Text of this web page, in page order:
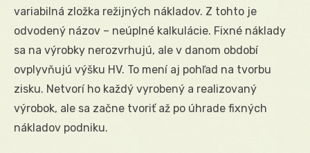
variabilná zložka režijných nákladov. Z tohto je
odvodený názov – neúplné kalkulácie. Fixné náklady
sa na výrobky nerozvrhujú, ale v danom období
ovplyvňujú výšku HV. To mení aj pohľad na tvorbu
zisku. Netvorí ho každý vyrobený a realizovaný
výrobok, ale sa začne tvoriť až po úhrade fixných
nákladov podniku.